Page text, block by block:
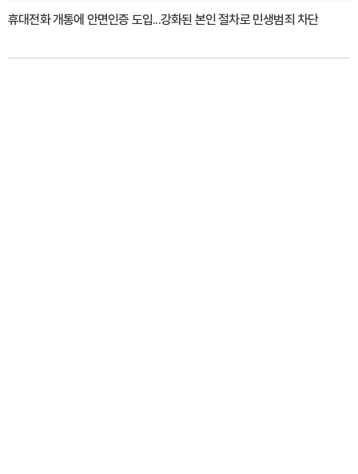
휴대전화 개통에 안면인증 도입...강화된 본인 절차로 민생범죄 차단